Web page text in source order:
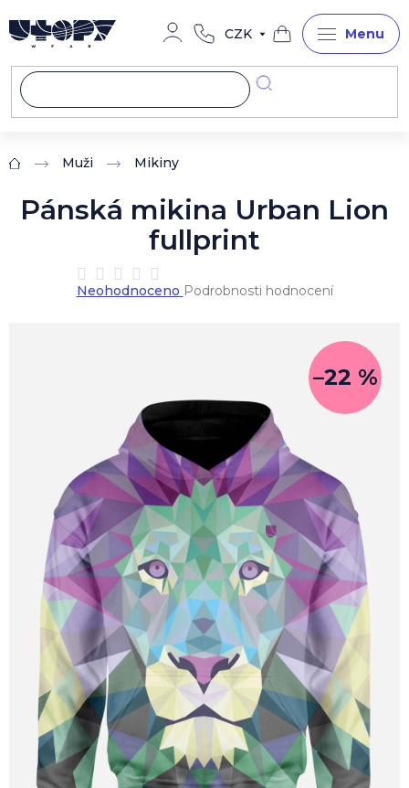
na
obsah
CZK
Nákupní
košík
Domů Muži Mikiny
Pánská mikina Urban Lion
fullprint
Průměrné
hodnocení
Neohodnoceno Podrobnosti hodnocení
–22 %